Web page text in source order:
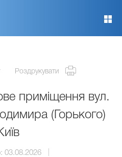
Роздрукувати
приміщення вул.
(Горького)
03.08.2026